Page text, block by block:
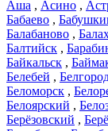
Аша , Асино ,
Бабаево ,
Балабаново ,
Балтийск ,
Байкальск ,
Белебей ,
Беломорск ,
Белоярский ,
Берёзовский ,